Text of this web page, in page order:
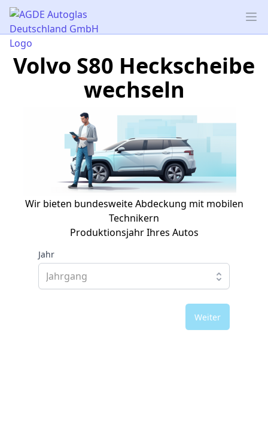
AGDE Autoglas Deutschland GmbH
Volvo S80 Heckscheibe
wechseln
Wir bieten bundesweite Abdeckung mit mobilen
Technikern
Produktionsjahr Ihres Autos
Jahr
Weiter